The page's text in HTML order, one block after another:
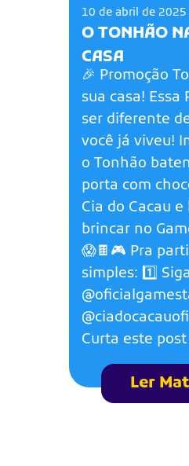
10 de abril de 2025
O TONHÃO
CASA
🎉 Promoção
sua casa! Essa
ser diferente
você já viveu!
o Tonhão
porta com
Cia do Cacau
brincar no
😱🍫🎮 Pra
simples: 1️⃣
Curta este
Ler